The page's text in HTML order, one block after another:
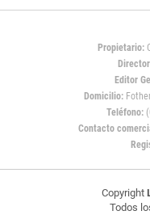
Propietario:
Editor
Domicilio:
Teléfono:
Contacto
Copyright
Todos